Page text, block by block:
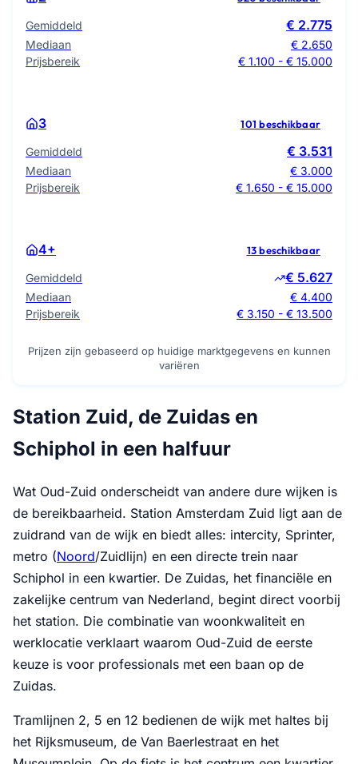
Gemiddeld € 2.775
Mediaan
€ 2.650
Prijsbereik
€ 1.100 - € 15.000
3 101 beschikbaar
Gemiddeld € 3.531
Mediaan
€ 3.000
Prijsbereik
€ 1.650 - € 15.000
4+ 13 beschikbaar
Gemiddeld € 5.627
Mediaan
€ 4.400
Prijsbereik
€ 3.150 - € 13.500
Prijzen zijn gebaseerd op huidige marktgegevens en kunnen
variëren
Station Zuid, de Zuidas en
Schiphol in een halfuur
Wat Oud-Zuid onderscheidt van andere dure wijken is
de bereikbaarheid. Station Amsterdam Zuid ligt aan de
zuidrand van de wijk en biedt alles: intercity, Sprinter,
metro (Noord/Zuidlijn) en een directe trein naar
Schiphol in een kwartier. De Zuidas, het financiële en
zakelijke centrum van Nederland, begint direct voorbij
het station. Die combinatie van woonkwaliteit en
werklocatie verklaart waarom Oud-Zuid de eerste
keuze is voor professionals met een baan op de
Zuidas.
Tramlijnen 2, 5 en 12 bedienen de wijk met haltes bij
het Rijksmuseum, de Van Baerlestraat en het